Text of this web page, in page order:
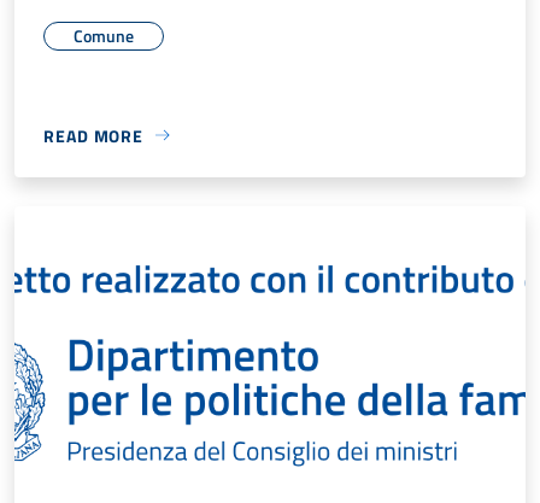
Comune
READ MORE